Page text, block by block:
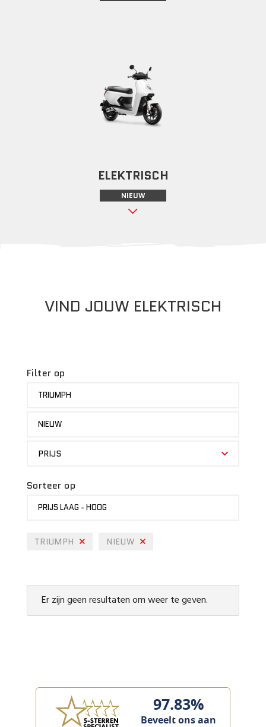
ELEKTRISCH
NIEUW
VIND JOUW ELEKTRISCH
Filter op
TRIUMPH
NIEUW
PRIJS
Sorteer op
PRIJS LAAG - HOOG
TRIUMPH NIEUW
Er zijn geen resultaten om weer te geven.
97.83%
Beveelt ons aan